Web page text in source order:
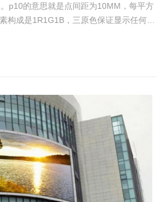
p10的意思就是点间距为10MM，每平方
构成是1R1G1B，三原色保证显示任何色